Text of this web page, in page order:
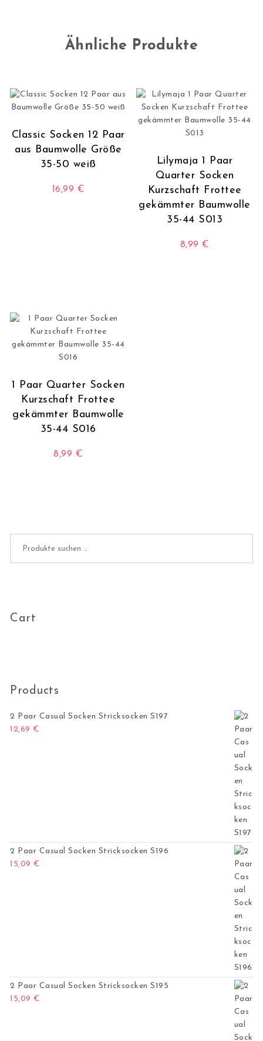
Ähnliche Produkte
Classic Socken 12 Paar
aus Baumwolle Größe
35-50 weiß
16,99 €
Dieses Produkt weist mehrere Varianten auf. Die
Lilymaja 1 Paar
Quarter Socken
Kurzschaft Frottee
gekämmter Baumwolle
35-44 S013
8,99 €
1 Paar Quarter Socken
Kurzschaft Frottee
gekämmter Baumwolle
35-44 S016
8,99 €
Cart
Products
2 Paar Casual Socken Stricksocken S197
12,69 €
2 Paar Casual Socken Stricksocken S196
15,09 €
2 Paar Casual Socken Stricksocken S195
15,09 €